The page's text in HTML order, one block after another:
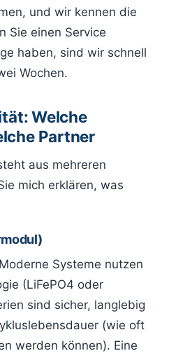
und wir kennen die
Sie einen Service
haben, sind wir schnell
Wochen.
Welche
Partner
aus mehreren
mich erklären, was
Systeme nutzen
(LiFePO4 oder
sind sicher, langlebig
(wie oft
werden können). Eine